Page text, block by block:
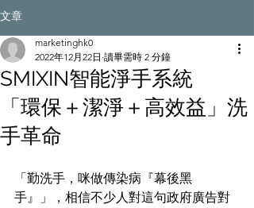
文章
SMIXIN智能淨手系統
「環保＋潔淨＋高效益」洗
手革命
marketinghk0
2022年12月22日 讀畢需時 2 分鐘
「勤洗手，咪做傳染病『幕後黑
手』」，相信不少人對這句政府廣告對